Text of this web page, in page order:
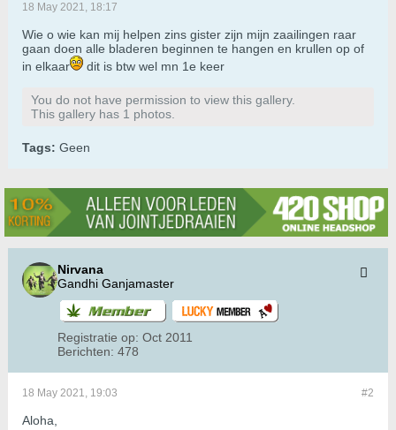
18 May 2021, 18:17
Wie o wie kan mij helpen zins gister zijn mijn zaailingen raar
gaan doen alle bladeren beginnen te hangen en krullen op of
in elkaar
dit is btw wel mn 1e keer
You do not have permission to view this gallery.
This gallery has 1 photos.
Tags: Geen
Nirvana
Gandhi Ganjamaster
Registratie op: Oct 2011
Berichten: 478
#2
18 May 2021, 19:03
Aloha,